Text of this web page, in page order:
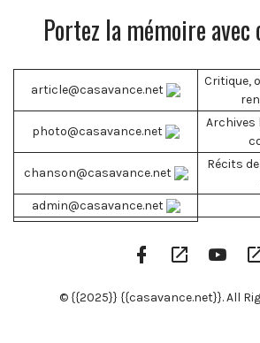
Portez la mémoire avec
article@casavance.net
Critique,
photo@casavance.net
Archives
chanson@casavance.net
Récits
admin@casavance.net
Facebook
Profile
Google
Play
© {{2025}} {{casavance.net}}. All